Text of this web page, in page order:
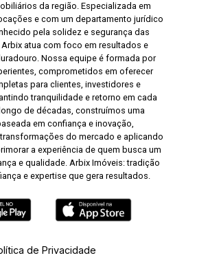
da região. Especializada em
e com um departamento jurídico
pela solidez e segurança das
atua com foco em resultados e
Nossa equipe é formada por
comprometidos em oferecer
para clientes, investidores e
tranquilidade e retorno em cada
de décadas, construímos uma
em confiança e inovação,
do mercado e aplicando
a experiência de quem busca um
e qualidade. Arbix Imóveis: tradição
e expertise que gera resultados.
de Privacidade